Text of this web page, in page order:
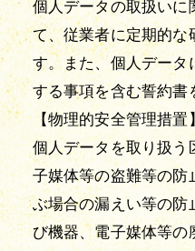
個人データの取扱いに
て、従業者に定期的な
す。また、個人データ
する事項を含む誓約書
【物理的安全管理措置
個人データを取り扱う
子媒体等の盗難等の防
ぶ場合の漏えい等の防
び機器、電子媒体等の